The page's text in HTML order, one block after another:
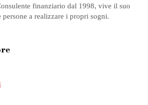
finanziario dal 1998, vive il suo
a realizzare i propri sogni.